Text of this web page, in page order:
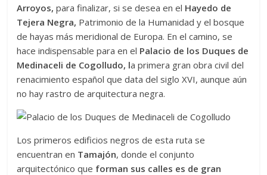
Arroyos,para finalizar, si se desea en el Hayedo de
Tejera Negra, Patrimonio de la Humanidad y el bosque
de hayas más meridional de Europa. En el camino, se
hace indispensable para en el Palacio de los Duques de
Medinaceli de Cogolludo, la primera gran obra civil del
renacimiento español que data del siglo XVI, aunque aún
no hay rastro de arquitectura negra.
Los primeros edificios negros de esta ruta se
encuentran en Tamajón, donde el conjunto
arquitectónico que forman sus calles es de gran